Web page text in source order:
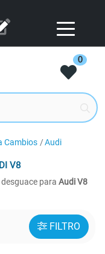
0
Cambios Audi
V8
para Audi V8
FILTRO